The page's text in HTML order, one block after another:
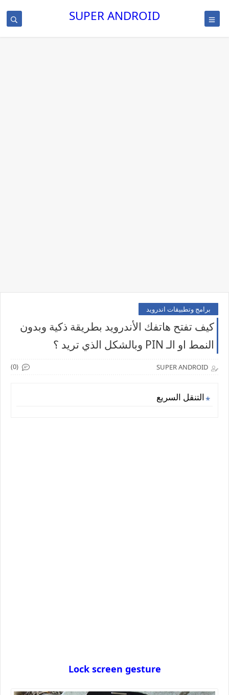
SUPER ANDROID
برامج وتطبيقات اندرويد
كيف تفتح هاتفك الأندرويد بطريقة ذكية وبدون
النمط او الـ PIN وبالشكل الذي تريد ؟
SUPER ANDROID
(0)
التنقل السريع
Lock screen gesture